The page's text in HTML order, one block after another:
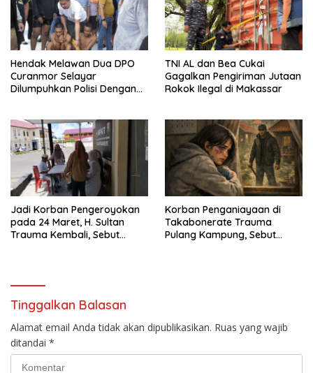
Hendak Melawan Dua DPO
Curanmor Selayar
Dilumpuhkan Polisi Dengan
TNI AL dan Bea Cukai
Gagalkan Pengiriman Jutaan
Rokok Ilegal di Makassar
Jadi Korban Pengeroyokan
pada 24 Maret, H. Sultan
Trauma Kembali, Sebut
Korban Penganiayaan di
Takabonerate Trauma
Pulang Kampung, Sebut
Tinggalkan Balasan
Alamat email Anda tidak akan dipublikasikan. Ruas yang wajib
ditandai *